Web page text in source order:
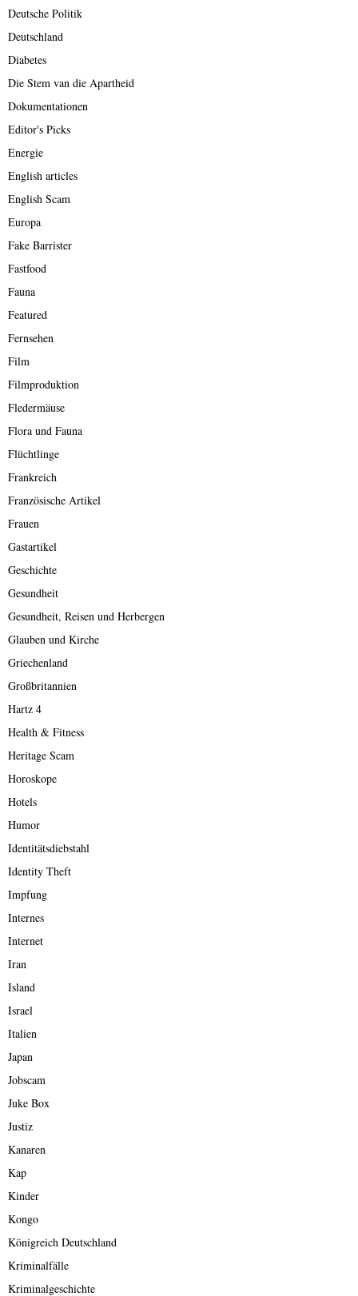
Deutsche Politik
Deutschland
Diabetes
Die Stem van die Apartheid
Dokumentationen
Editor's Picks
Energie
English articles
English Scam
Europa
Fake Barrister
Fastfood
Fauna
Featured
Fernsehen
Film
Filmproduktion
Fledermäuse
Flora und Fauna
Flüchtlinge
Frankreich
Französische Artikel
Frauen
Gastartikel
Geschichte
Gesundheit
Gesundheit, Reisen und Herbergen
Glauben und Kirche
Griechenland
Großbritannien
Hartz 4
Health & Fitness
Heritage Scam
Horoskope
Hotels
Humor
Identitätsdiebstahl
Identity Theft
Impfung
Internes
Internet
Iran
Island
Israel
Italien
Japan
Jobscam
Juke Box
Justiz
Kanaren
Kap
Kinder
Kongo
Königreich Deutschland
Kriminalfälle
Kriminalgeschichte